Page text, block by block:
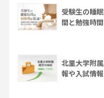
受験生の睡
間と勉強時
北里大学附
報や入試情